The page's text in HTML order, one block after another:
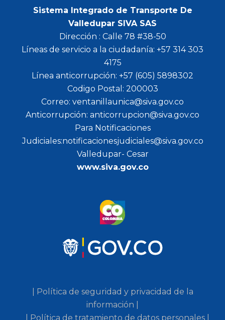
Sistema Integrado de Transporte De
Valledupar SIVA SAS
Dirección : Calle 78 #38-50
Líneas de servicio a la ciudadanía: +57 314 303
4175
Línea anticorrupción: +57 (605) 5898302
Codigo Postal: 200003
Correo: ventanillaunica@siva.gov.co
Anticorrupción: anticorrupcion@siva.gov.co
Para Notificaciones
Judiciales:notificacionesjudiciales@siva.gov.co
Valledupar- Cesar
www.siva.gov.co
| Política de seguridad y privacidad de la
información |
| Política de tratamiento de datos personales |